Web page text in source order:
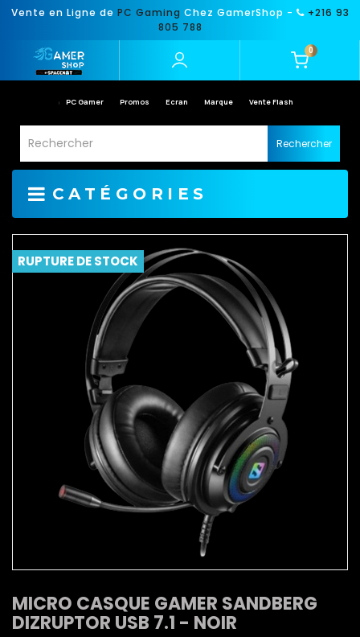
Vente en Ligne de PC Gaming Chez GamerShop -
+216 93
805 788
0
PC Gamer Promos Ecran Marque Vente Flash
Rechercher
CATÉGORIES
RUPTURE DE STOCK
MICRO CASQUE GAMER SANDBERG
DIZRUPTOR USB 7.1 - NOIR